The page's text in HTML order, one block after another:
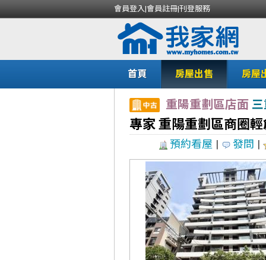
會員登入|會員註冊|刊登服務
首頁 房屋出售 房屋
重陽重劃區店面
專家 重陽重劃區商圈
預約看屋 | 發問 |